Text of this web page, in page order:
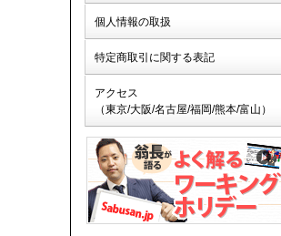
個人情報の取扱
特定商取引に関する表記
アクセス
（東京/大阪/名古屋/福岡/熊本/富山）